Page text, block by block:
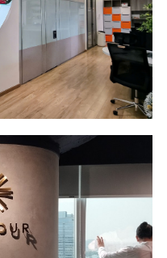
Industry
Food Ingredients
Area
82 m2
Industry